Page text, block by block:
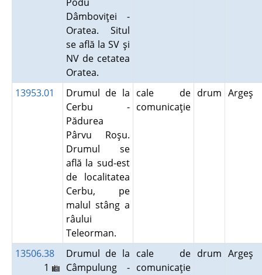
Dâmboviţei -
Oratea. Situl
se află la SV şi
NV de cetatea
Oratea.
13953.01
Drumul de la
Cerbu -
Pădurea
Pârvu Roşu.
Drumul se
află la sud-est
de localitatea
Cerbu, pe
malul stâng a
râului
Teleorman.
cale de
comunicaţie
drum Argeş
13506.38
1
Drumul de la
Câmpulung -
cale de
comunicaţie
drum Argeş